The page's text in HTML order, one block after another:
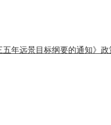
年远景目标纲要的通知》